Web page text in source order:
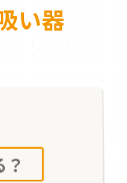
い器